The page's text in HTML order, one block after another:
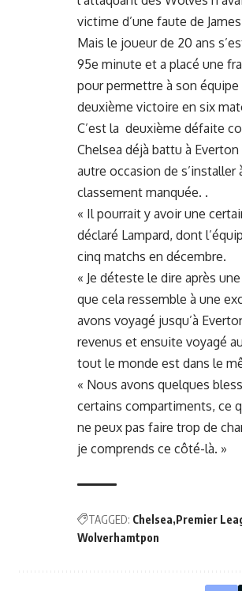
victime d’une faute de
Mais le joueur de 20 ans
95e minute et a placé une
pour permettre à son
deuxième victoire en six
C’est la deuxième défaite
Chelsea déjà battu à Everton
autre occasion de s’installer
classement manquée. .
« Il pourrait y avoir une
déclaré Lampard, dont
cinq matchs en décembre.
« Je déteste le dire après
que cela ressemble à une
avons voyagé jusqu’à
revenus et ensuite voyagé
tout le monde est dans le
« Nous avons quelques
certains compartiments, ce
ne peux pas faire trop de
je comprends ce côté-là. »
TAGGED: Chelsea Premier
Wolverhamtpon